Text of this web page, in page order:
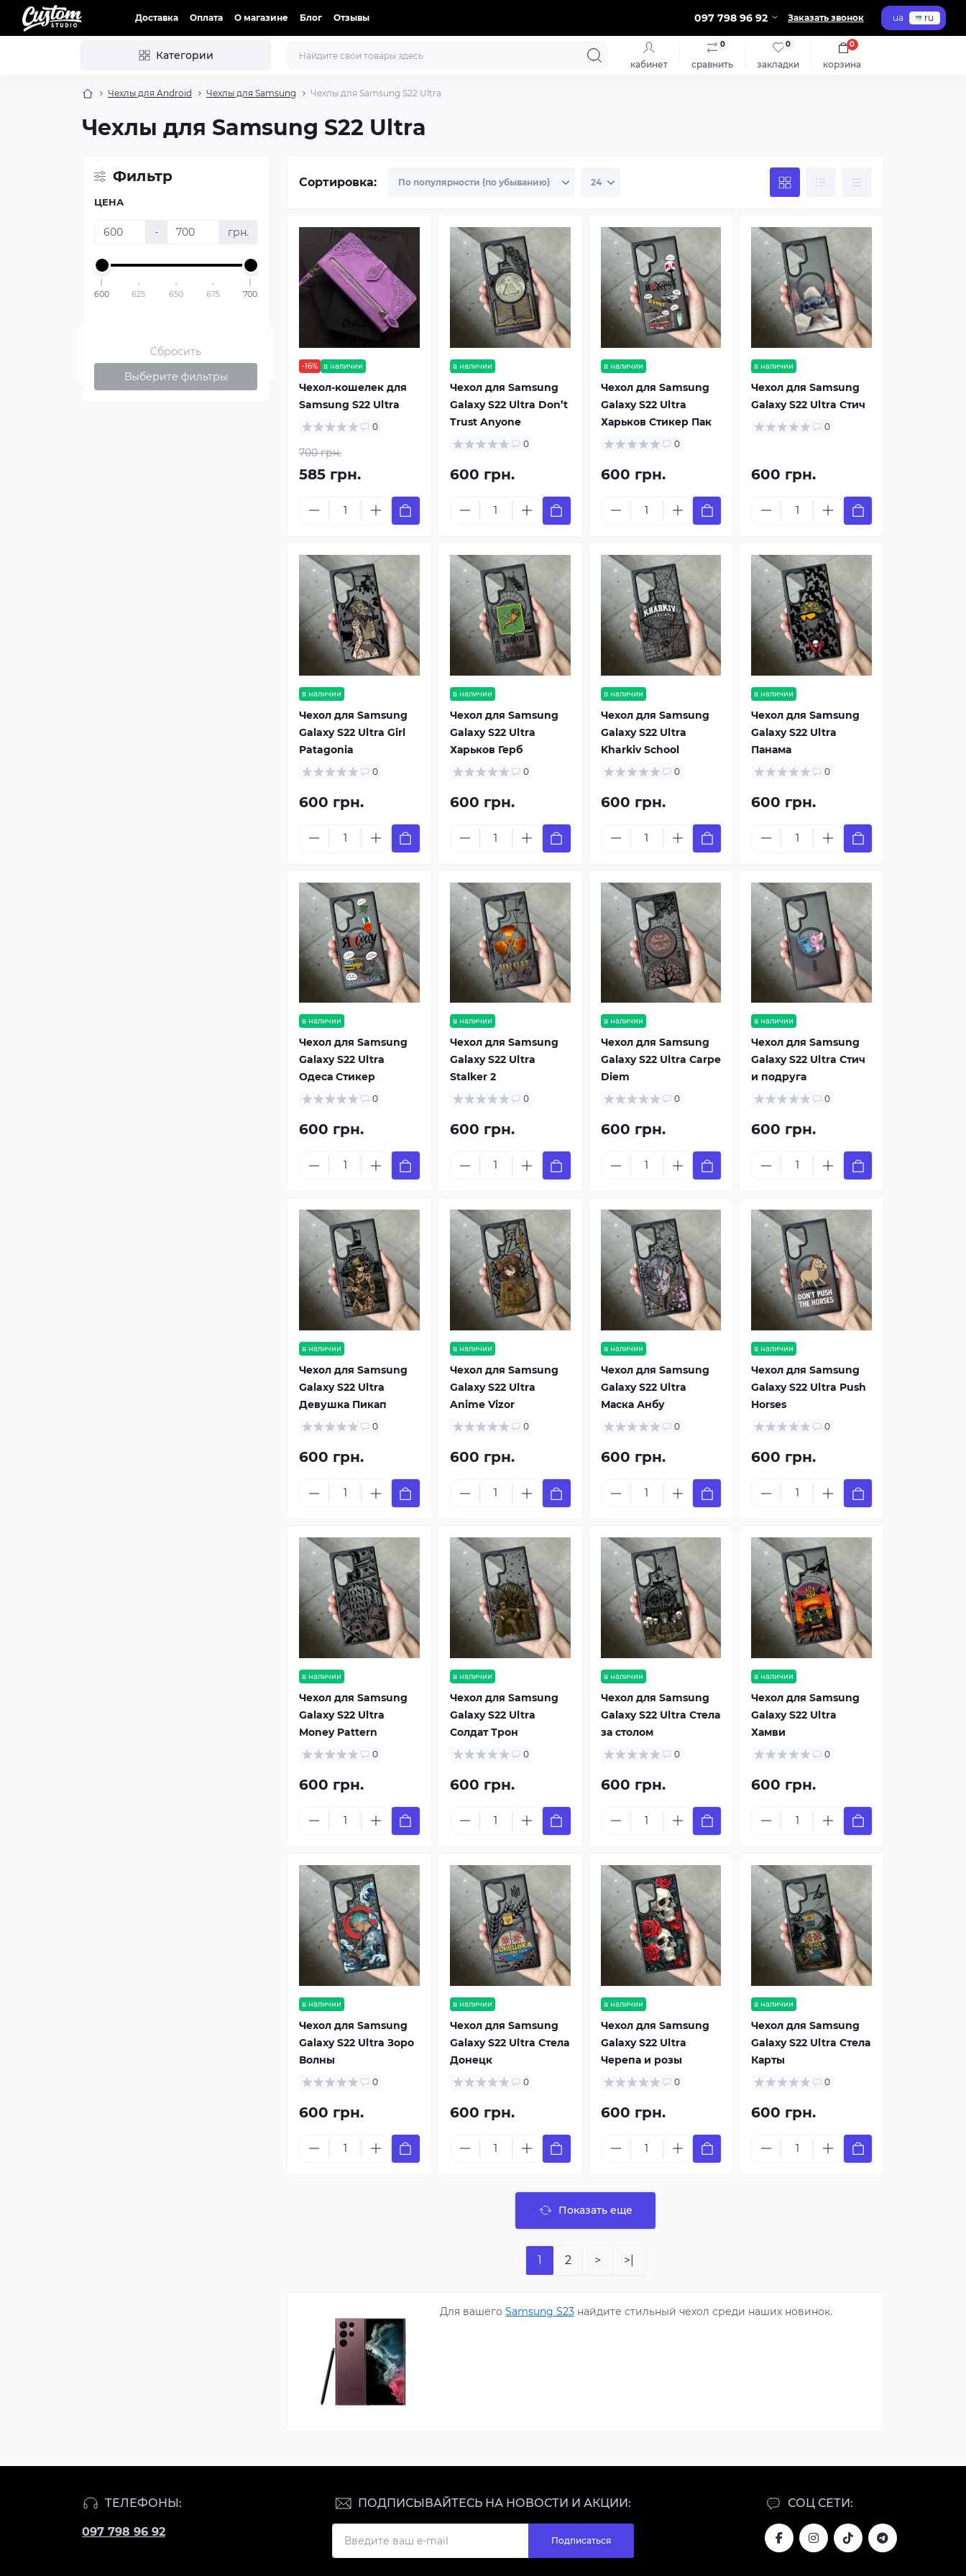
Доставка Оплата О магазине Блог Отзывы 097 798 96 92 Заказать звонок ua ru
Категории
кабинет сравнить
0
закладки
0
корзина
0
Чехлы для Android Чехлы для Samsung Чехлы для Samsung S22 Ultra
Чехлы для Samsung S22 Ultra
Фильтр
ЦЕНА
- грн.
600 625 650 675 700
Сбросить
Выберите фильтры
Сортировка:
-16% в наличии
Чехол-кошелек для
Samsung S22 Ultra
0
700 грн.
585 грн.
в наличии
Чехол для Samsung
Galaxy S22 Ultra Don’t
Trust Anyone
0
600 грн.
в наличии
Чехол для Samsung
Galaxy S22 Ultra
Харьков Стикер Пак
0
600 грн.
в наличии
Чехол для Samsung
Galaxy S22 Ultra Стич
0
600 грн.
в наличии
Чехол для Samsung
Galaxy S22 Ultra Girl
Patagonia
0
600 грн.
в наличии
Чехол для Samsung
Galaxy S22 Ultra
Харьков Герб
0
600 грн.
в наличии
Чехол для Samsung
Galaxy S22 Ultra
Kharkiv School
0
600 грн.
в наличии
Чехол для Samsung
Galaxy S22 Ultra
Панама
0
600 грн.
в наличии
Чехол для Samsung
Galaxy S22 Ultra
Одеса Стикер
0
600 грн.
в наличии
Чехол для Samsung
Galaxy S22 Ultra
Stalker 2
0
600 грн.
в наличии
Чехол для Samsung
Galaxy S22 Ultra Carpe
Diem
0
600 грн.
в наличии
Чехол для Samsung
Galaxy S22 Ultra Стич
и подруга
0
600 грн.
в наличии
Чехол для Samsung
Galaxy S22 Ultra
Девушка Пикап
0
600 грн.
в наличии
Чехол для Samsung
Galaxy S22 Ultra
Anime Vizor
0
600 грн.
в наличии
Чехол для Samsung
Galaxy S22 Ultra
Маска Анбу
0
600 грн.
в наличии
Чехол для Samsung
Galaxy S22 Ultra Push
Horses
0
600 грн.
в наличии
Чехол для Samsung
Galaxy S22 Ultra
Money Pattern
0
600 грн.
в наличии
Чехол для Samsung
Galaxy S22 Ultra
Солдат Трон
0
600 грн.
в наличии
Чехол для Samsung
Galaxy S22 Ultra Стела
за столом
0
600 грн.
в наличии
Чехол для Samsung
Galaxy S22 Ultra
Хамви
0
600 грн.
в наличии
Чехол для Samsung
Galaxy S22 Ultra Зоро
Волны
0
600 грн.
в наличии
Чехол для Samsung
Galaxy S22 Ultra Стела
Донецк
0
600 грн.
в наличии
Чехол для Samsung
Galaxy S22 Ultra
Черепа и розы
0
600 грн.
в наличии
Чехол для Samsung
Galaxy S22 Ultra Стела
Карты
0
600 грн.
Показать еще
1 2 > >|
Для вашего Samsung S23 найдите стильный чехол среди наших новинок.
ТЕЛЕФОНЫ:
097 798 96 92
СОЦ СЕТИ:
ПОДПИСЫВАЙТЕСЬ НА НОВОСТИ И АКЦИИ:
Подписаться